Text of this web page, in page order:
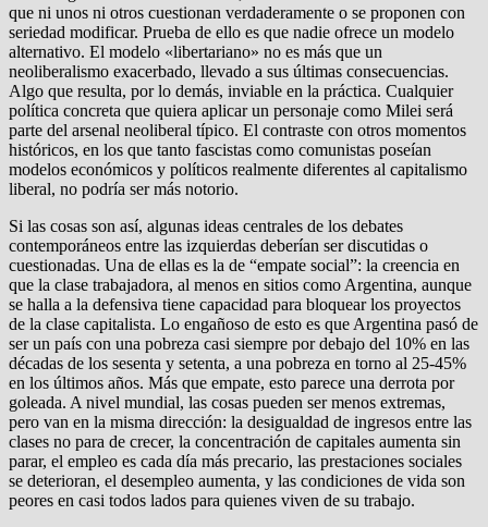
que ni unos ni otros cuestionan verdaderamente o se proponen con
seriedad modificar. Prueba de ello es que nadie ofrece un modelo
alternativo. El modelo «libertariano» no es más que un
neoliberalismo exacerbado, llevado a sus últimas consecuencias.
Algo que resulta, por lo demás, inviable en la práctica. Cualquier
política concreta que quiera aplicar un personaje como Milei será
parte del arsenal neoliberal típico. El contraste con otros momentos
históricos, en los que tanto fascistas como comunistas poseían
modelos económicos y políticos realmente diferentes al capitalismo
liberal, no podría ser más notorio.
Si las cosas son así, algunas ideas centrales de los debates
contemporáneos entre las izquierdas deberían ser discutidas o
cuestionadas. Una de ellas es la de “empate social”: la creencia en
que la clase trabajadora, al menos en sitios como Argentina, aunque
se halla a la defensiva tiene capacidad para bloquear los proyectos
de la clase capitalista. Lo engañoso de esto es que Argentina pasó de
ser un país con una pobreza casi siempre por debajo del 10% en las
décadas de los sesenta y setenta, a una pobreza en torno al 25-45%
en los últimos años. Más que empate, esto parece una derrota por
goleada. A nivel mundial, las cosas pueden ser menos extremas,
pero van en la misma dirección: la desigualdad de ingresos entre las
clases no para de crecer, la concentración de capitales aumenta sin
parar, el empleo es cada día más precario, las prestaciones sociales
se deterioran, el desempleo aumenta, y las condiciones de vida son
peores en casi todos lados para quienes viven de su trabajo.